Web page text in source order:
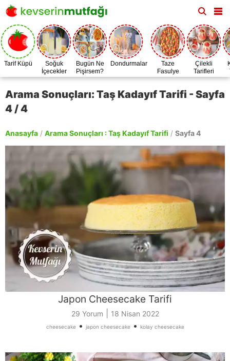
Tarif Küpü
Soğuk
İçecekler
Bugün Ne
Pişirsem?
Dondurmalar
Taze
Fasulye
Zamanı
Çilekli
Tarifleri
Arama Sonuçları: Taş Kadayıf Tarifi - Sayfa
4 / 4
Anasayfa / Arama Sonuçları : Taş Kadayıf Tarifi / Sayfa 4
Japon Cheesecake Tarifi
29 Yorum 18 Nisan 2022
cheesecake• japon cheesecake• kolay cheesecake